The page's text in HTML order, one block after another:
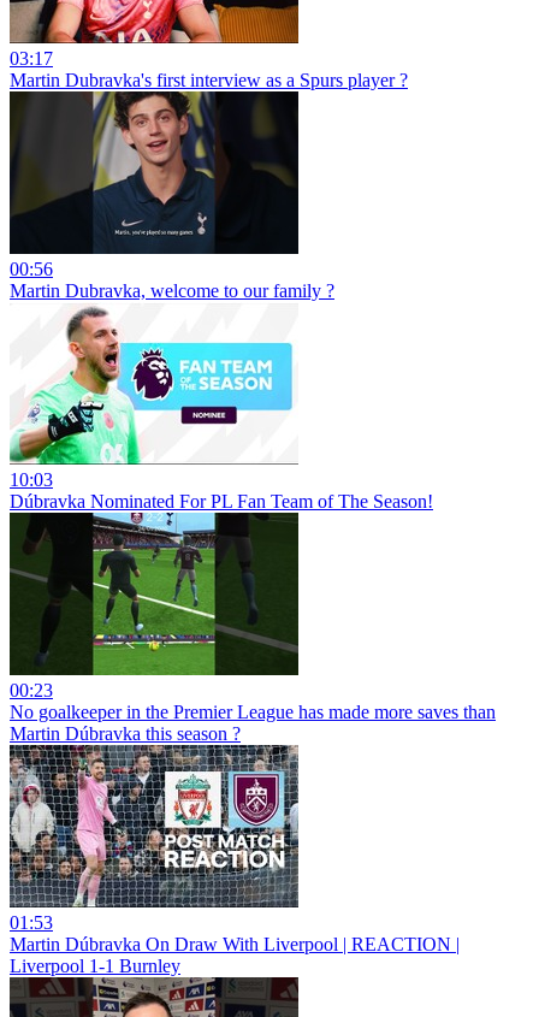
03:17
Martin Dubravka's first interview as a Spurs player ?
00:56
Martin Dubravka, welcome to our family ?
10:03
Dúbravka Nominated For PL Fan Team of The Season!
00:23
No goalkeeper in the Premier League has made more saves than
Martin Dúbravka this season ?
01:53
Martin Dúbravka On Draw With Liverpool | REACTION |
Liverpool 1-1 Burnley